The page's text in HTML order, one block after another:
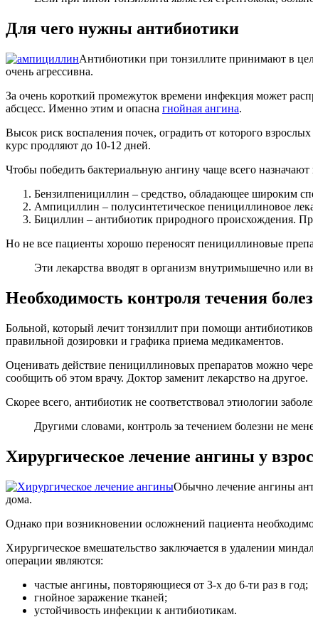
Для чего нужны антибиотики
Антибиотики при тонзиллите принимают в
очень агрессивна.
За очень короткий промежуток времени инфекция может
абсцесс. Именно этим и опасна гнойная ангина.
Высок риск воспаления почек, оградить от которого
курс продляют до 10-12 дней.
Чтобы победить бактериальную ангину чаще всего
Бензилпенициллин – средство, обладающее широким
Ампициллин – полусинтетическое пенициллиновое
Бициллин – антибиотик природного происхождения.
Но не все пациенты хорошо переносят пенициллиновые
Эти лекарства вводят в организм внутримышечно или
Необходимость контроля течения
Больной, который лечит тонзиллит при помощи
правильной дозировки и графика приема медикаментов.
Оценивать действие пенициллиновых препаратов можно
сообщить об этом врачу. Доктор заменит лекарство на другое.
Скорее всего, антибиотик не соответствовал этиологии
Другими словами, контроль за течением болезни не
Хирургическое лечение ангины у
Обычно лечение ангины
дома.
Однако при возникновении осложнений пациента
Хирургическое вмешательство заключается в удалении
операции являются:
частые ангины, повторяющиеся от 3-х до 6-ти раз в год;
гнойное заражение тканей;
устойчивость инфекции к антибиотикам.